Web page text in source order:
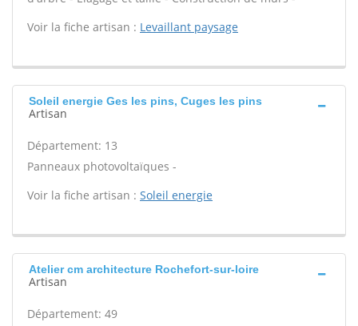
Voir la fiche artisan : Levaillant paysage
Soleil energie Ges les pins, Cuges les pins
Artisan
Département: 13
Panneaux photovoltaïques -
Voir la fiche artisan : Soleil energie
Atelier cm architecture Rochefort-sur-loire
Artisan
Département: 49